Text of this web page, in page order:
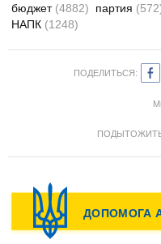
бюджет (4882) партия
НАПК (1248)
ПОДЕЛИТЬСЯ: